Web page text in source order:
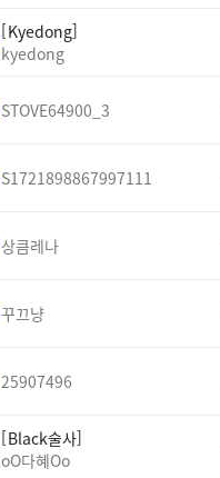
Kyedong
kyedong
STOVE64900_3
S1721898867997111
상큼레나
꾸끄냥
25907496
Black술사
oO다혜Oo